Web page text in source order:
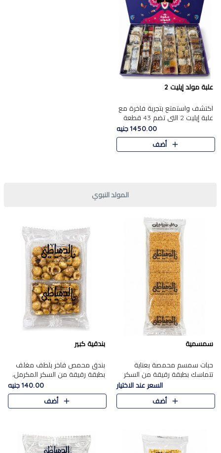
علبة مولد إيليت 2
اكتشف واستمتع بتجربة فاخرة مع
علبة إيليت 2 التي تضم 43 قطعة
تشكيلة من أرقى حلويات المولد
الشرقية المصرية الأصيلة ,معروضة
بشكل جميل في علبة أ..
1450.00 جنيه
أضف
المولد النبوي
سمسمية
حبات سمسم محمصة بعناية
تتماسك بطبقة رقيقة من السكر
المكرمل، لتقدم طعم السمسم
المميز وقرمشتة التي ارتبطت ببهجة
المولد عبر الأجيال.
السعر عند الاختيار
أضف
بندقية كبير
بندق محمص فاخر بلطف مغلف
بطبقة رقيقة من السكر المكرمل،
يجمع بين النكهة الغنية ناتي
والقرمشة الراقية المرضية في
حلوى شرقية أنيقه بطابع مميز.
140.00 جنيه
أضف